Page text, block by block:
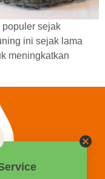
populer sejak
ini sejak lama
meningkatkan
9999